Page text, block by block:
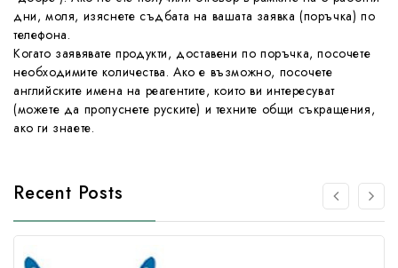
дни, моля, изяснете съдбата на вашата заявка (поръчка) по
телефона.
Когато заявявате продукти, доставени по поръчка, посочете
необходимите количества. Ако е възможно, посочете
английските имена на реагентите, които ви интересуват
(можете да пропуснете руските) и техните общи съкращения,
ако ги знаете.
Recent Posts